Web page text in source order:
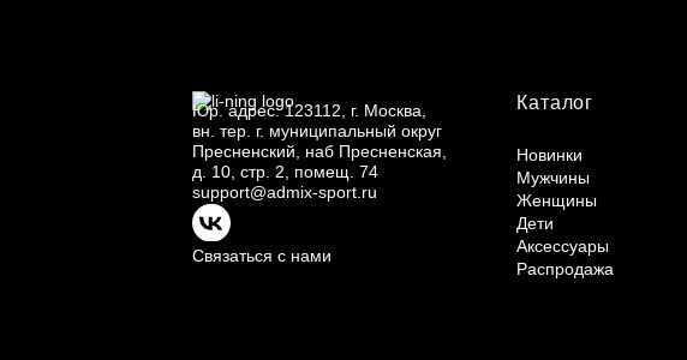
Юр. адрес: 123112, г. Москва,
вн. тер. г. муниципальный округ
Пресненский, наб Пресненская,
д.
10, стр. 2, помещ. 74
support@admix-sport.ru
Связаться с нами
Каталог
Новинки
Мужчины
Женщины
Дети
Аксессуары
Распродажа